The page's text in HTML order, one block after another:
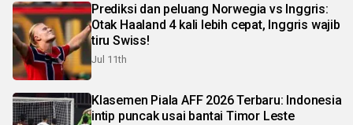
Prediksi dan peluang Norwegia vs Inggris:
Otak Haaland 4 kali lebih cepat, Inggris wajib
tiru Swiss!
Jul 11th
Klasemen Piala AFF 2026 Terbaru: Indonesia
intip puncak usai bantai Timor Leste